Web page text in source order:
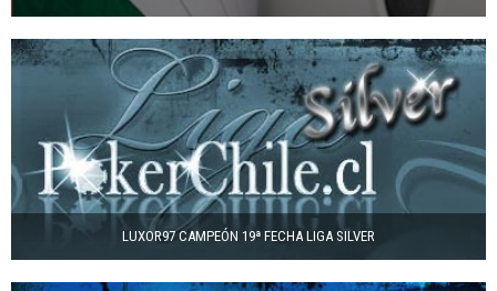
LUXOR97 CAMPEÓN 19ª FECHA LIGA SILVER